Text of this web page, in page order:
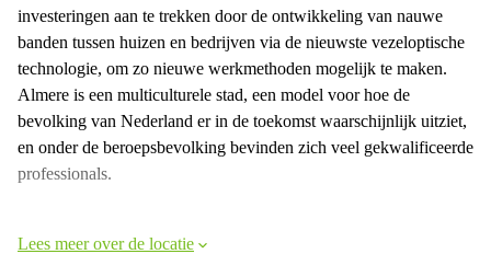
investeringen aan te trekken door de ontwikkeling van nauwe
banden tussen huizen en bedrijven via de nieuwste vezeloptische
technologie, om zo nieuwe werkmethoden mogelijk te maken.
Almere is een multiculturele stad, een model voor hoe de
bevolking van Nederland er in de toekomst waarschijnlijk uitziet,
en onder de beroepsbevolking bevinden zich veel gekwalificeerde
professionals.
Lees meer over de locatie